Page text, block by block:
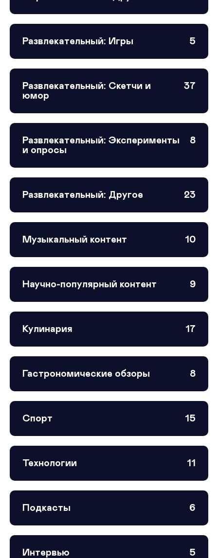
Развлекательный: Игры 5
Развлекательный: Скетчи и
юмор
37
Развлекательный: Эксперименты
и опросы
8
Развлекательный: Другое 23
Музыкальный контент 10
Научно-популярный контент 9
Кулинария 17
Гастрономические обзоры 8
Спорт 15
Технологии 11
Подкасты 6
Интервью 5